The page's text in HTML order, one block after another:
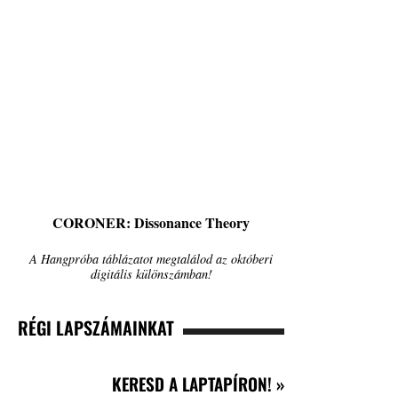
CORONER: Dissonance Theory
A Hangpróba táblázatot megtalálod az októberi
digitális különszámban!
RÉGI LAPSZÁMAINKAT
KERESD A LAPTAPÍRON! »